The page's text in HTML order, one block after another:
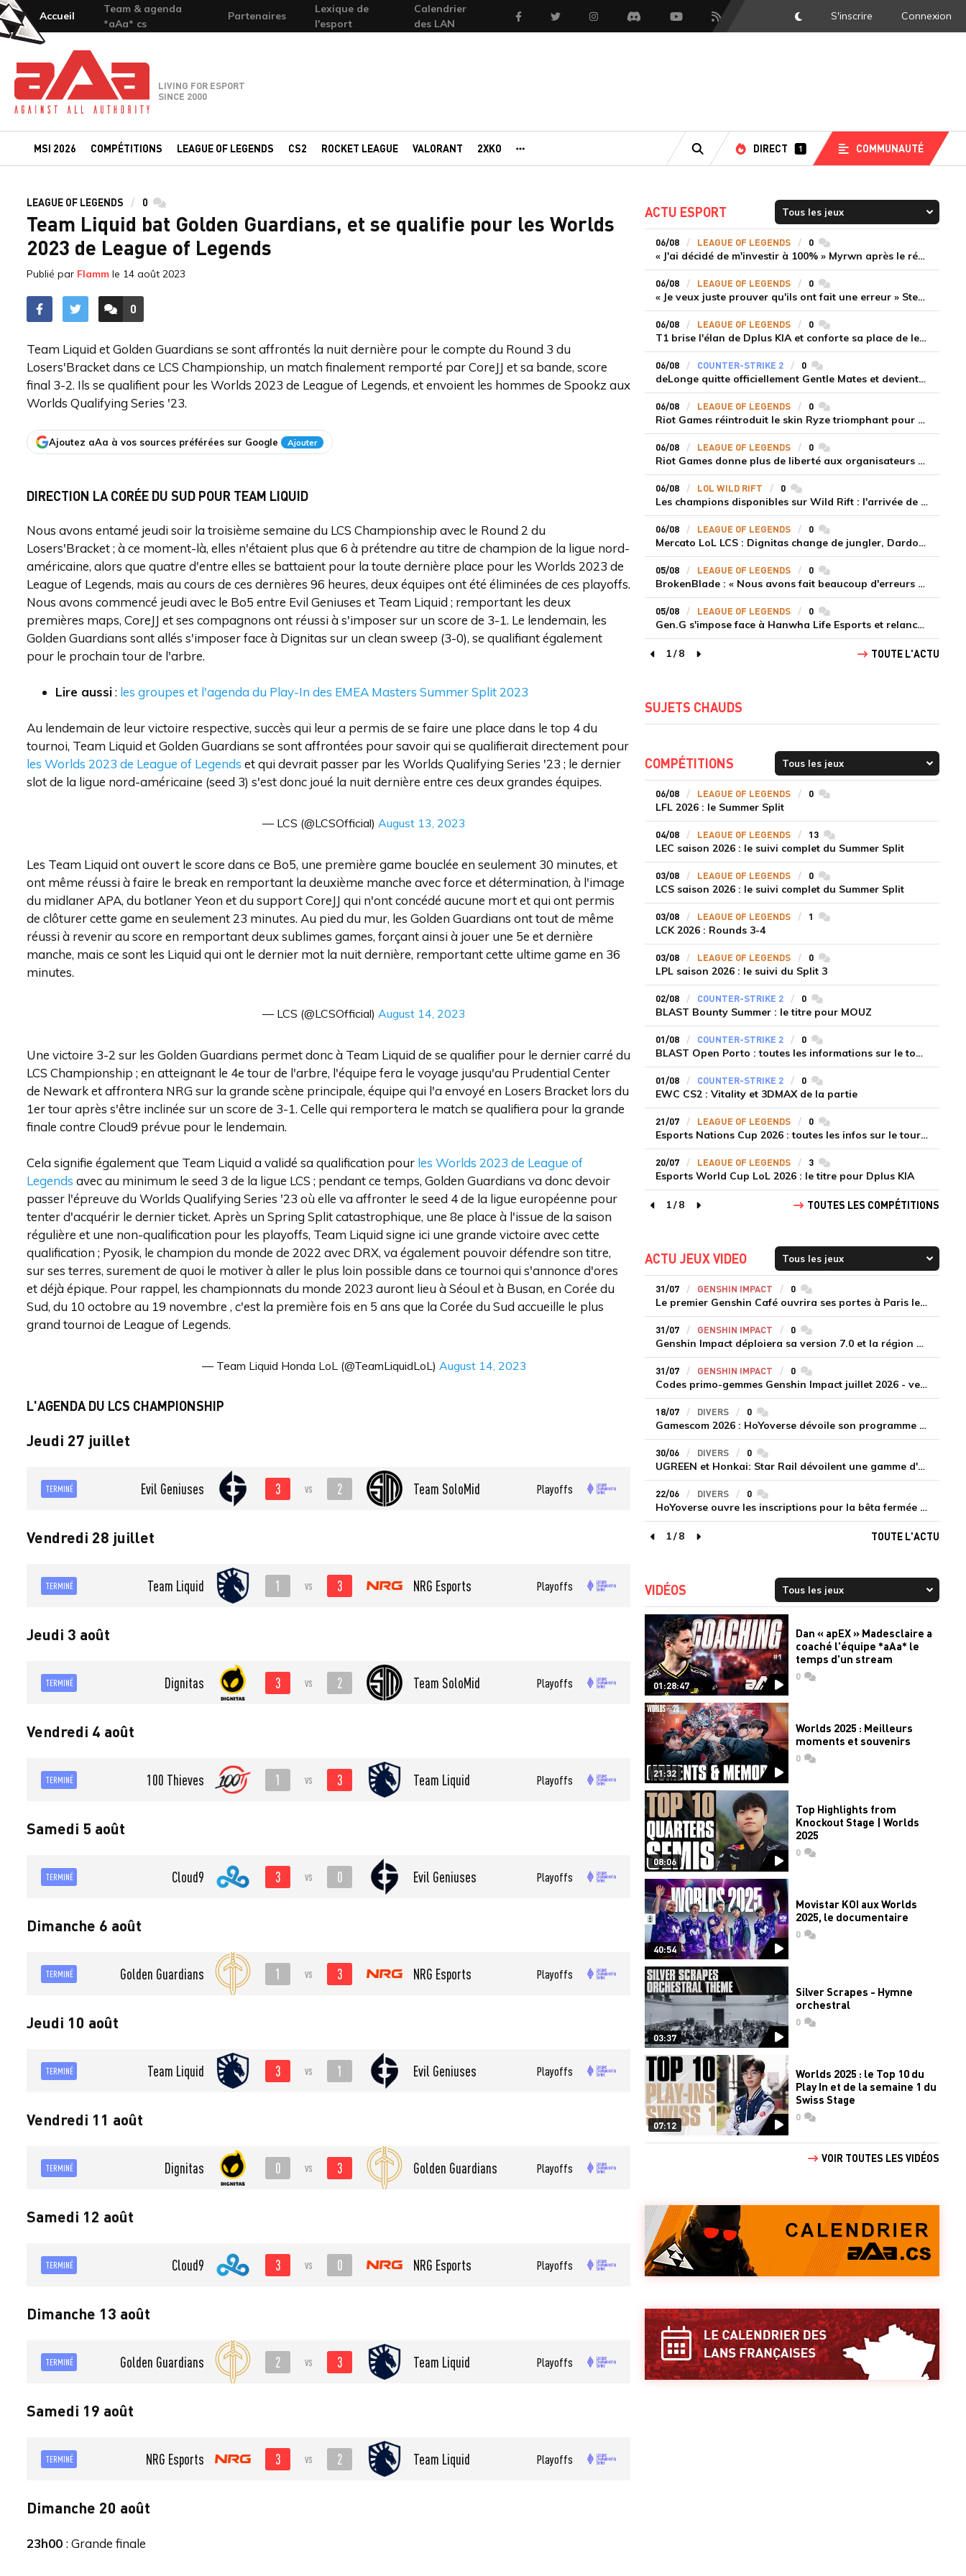
Accueil
Team & agenda
*aAa* cs
Partenaires
Lexique de
l'esport
Calendrier
des LAN
FacebookTwitter InstagramDiscord YoutubeFlux RSS DarkMode
S'inscrire Connexion
Team-aAa - against All authority
LIVING FOR ESPORT
SINCE 2000
MSI 2026 COMPÉTITIONS LEAGUE OF LEGENDS CS2 ROCKET LEAGUE VALORANT 2XKO
RECHERCHE
DIRECT 1 COMMUNAUTÉ
LEAGUE OF LEGENDS 0 commentaires
Team Liquid bat Golden Guardians, et se qualifie pour les Worlds
2023 de League of Legends
Publié par Flamm le 14 août 2023
ACCÉDER AUX
0
COMMENTAIRES
Team Liquid et Golden Guardians se sont affrontés la nuit dernière pour le compte du Round 3 du
Losers'Bracket dans ce LCS Championship, un match finalement remporté par CoreJJ et sa bande, score
final 3-2. Ils se qualifient pour les Worlds 2023 de League of Legends, et envoient les hommes de Spookz aux
Worlds Qualifying Series '23.
Ajoutez aAa à vos sources préférées sur Google Ajouter
DIRECTION LA CORÉE DU SUD POUR TEAM LIQUID
Nous avons entamé jeudi soir la troisième semaine du LCS Championship avec le Round 2 du
Losers'Bracket ; à ce moment-là, elles n'étaient plus que 6 à prétendre au titre de champion de la ligue nord-
américaine, alors que quatre d'entre elles se battaient pour la toute dernière place pour les Worlds 2023 de
League of Legends, mais au cours de ces dernières 96 heures, deux équipes ont été éliminées de ces playoffs.
Nous avons commencé jeudi avec le Bo5 entre Evil Geniuses et Team Liquid ; remportant les deux
premières maps, CoreJJ et ses compagnons ont réussi à s'imposer sur un score de 3-1. Le lendemain, les
Golden Guardians sont allés s'imposer face à Dignitas sur un clean sweep (3-0), se qualifiant également
pour le prochain tour de l'arbre.
Lire aussi: les groupes et l'agenda du Play-In des EMEA Masters Summer Split 2023
Au lendemain de leur victoire respective, succès qui leur a permis de se faire une place dans le top 4 du
tournoi, Team Liquid et Golden Guardians se sont affrontées pour savoir qui se qualifierait directement pour
les Worlds 2023 de League of Legends et qui devrait passer par les Worlds Qualifying Series '23 ; le dernier
slot de la ligue nord-américaine (seed 3) s'est donc joué la nuit dernière entre ces deux grandes équipes.
— LCS (@LCSOfficial)August 13, 2023
Les Team Liquid ont ouvert le score dans ce Bo5, une première game bouclée en seulement 30 minutes, et
ont même réussi à faire le break en remportant la deuxième manche avec force et détermination, à l'image
du midlaner APA, du botlaner Yeon et du support CoreJJ qui n'ont concédé aucune mort et qui ont permis
de clôturer cette game en seulement 23 minutes. Au pied du mur, les Golden Guardians ont tout de même
réussi à revenir au score en remportant deux sublimes games, forçant ainsi à jouer une 5e et dernière
manche, mais ce sont les Liquid qui ont le dernier mot la nuit dernière, remportant cette ultime game en 36
minutes.
— LCS (@LCSOfficial)August 14, 2023
Une victoire 3-2 sur les Golden Guardians permet donc à Team Liquid de se qualifier pour le dernier carré du
LCS Championship ; en atteignant le 4e tour de l'arbre, l'équipe fera le voyage jusqu'au Prudential Center
de Newark et affrontera NRG sur la grande scène principale, équipe qui l'a envoyé en Losers Bracket lors du
1er tour après s'être inclinée sur un score de 3-1. Celle qui remportera le match se qualifiera pour la grande
finale contre Cloud9 prévue pour le lendemain.
Cela signifie également que Team Liquid a validé sa qualification pour les Worlds 2023 de League of
Legends avec au minimum le seed 3 de la ligue LCS ; pendant ce temps, Golden Guardians va donc devoir
passer l'épreuve du Worlds Qualifying Series '23 où elle va affronter le seed 4 de la ligue européenne pour
tenter d'acquérir le dernier ticket. Après un Spring Split catastrophique, une 8e place à l'issue de la saison
régulière et une non-qualification pour les playoffs, Team Liquid signe ici une grande victoire avec cette
qualification ; Pyosik, le champion du monde de 2022 avec DRX, va également pouvoir défendre son titre,
sur ses terres, surement de quoi le motiver à aller le plus loin possible dans ce tournoi qui s'annonce d'ores
et déjà épique. Pour rappel, les championnats du monde 2023 auront lieu à Séoul et à Busan, en Corée du
Sud, du 10 octobre au 19 novembre , c'est la première fois en 5 ans que la Corée du Sud accueille le plus
grand tournoi de League of Legends.
— Team Liquid Honda LoL (@TeamLiquidLoL) August 14, 2023
L'AGENDA DU LCS CHAMPIONSHIP
Jeudi 27 juillet
TERMINÉ Evil Geniuses 3 vs 2 Team SoloMid Playoffs
Vendredi 28 juillet
TERMINÉ Team Liquid 1 vs 3 NRG Esports Playoffs
Jeudi 3 août
TERMINÉ Dignitas 3 vs 2 Team SoloMid Playoffs
Vendredi 4 août
TERMINÉ 100 Thieves 1 vs 3 Team Liquid Playoffs
Samedi 5 août
TERMINÉ Cloud9 3 vs 0 Evil Geniuses Playoffs
Dimanche 6 août
TERMINÉ Golden Guardians 1 vs 3 NRG Esports Playoffs
Jeudi 10 août
TERMINÉ Team Liquid 3 vs 1 Evil Geniuses Playoffs
Vendredi 11 août
TERMINÉ Dignitas 0 vs 3 Golden Guardians Playoffs
Samedi 12 août
TERMINÉ Cloud9 3 vs 0 NRG Esports Playoffs
Dimanche 13 août
TERMINÉ Golden Guardians 2 vs 3 Team Liquid Playoffs
Samedi 19 août
TERMINÉ NRG Esports 3 vs 2 Team Liquid Playoffs
Dimanche 20 août
23h00 : Grande finale
ACTU ESPORT
06/08 LEAGUE OF LEGENDS 0commentaires
« J'ai décidé de m'investir à 100% » Myrwn après le réveil de Movistar KOI face à Fnatic
06/08 LEAGUE OF LEGENDS 0commentaires
« Je veux juste prouver qu'ils ont fait une erreur » Stend se confie sur son mercato chaotique et ses ambitions avec Shifters
06/08 LEAGUE OF LEGENDS 0commentaires
T1 brise l'élan de Dplus KIA et conforte sa place de leader en LCK 2026 Rounds 3-4
06/08 COUNTER-STRIKE 2 0commentaires
deLonge quitte officiellement Gentle Mates et devient agent libre
06/08 LEAGUE OF LEGENDS 0commentaires
Riot Games réintroduit le skin Ryze triomphant pour récompenser la scène amateur
06/08 LEAGUE OF LEGENDS 0commentaires
Riot Games donne plus de liberté aux organisateurs de tournois locaux sur League of Legends
06/08 LOL WILD RIFT 0commentaires
Les champions disponibles sur Wild Rift : l'arrivée de Cho'Gath
06/08 LEAGUE OF LEGENDS 0commentaires
Mercato LoL LCS : Dignitas change de jungler, Dardoch fait son retour en LCS, eXyu annonce sa retraite
05/08 LEAGUE OF LEGENDS 0commentaires
BrokenBlade : « Nous avons fait beaucoup d'erreurs bêtes, mais une victoire reste une victoire et c'est une chose dont on peut se réjouir »
05/08 LEAGUE OF LEGENDS 0commentaires
Gen.G s'impose face à Hanwha Life Esports et relance sa dynamique en LCK
page précédente
1/8
page suivante
TOUTE L'ACTU
SUJETS CHAUDS
COMPÉTITIONS
06/08 LEAGUE OF LEGENDS 0commentaires
LFL 2026 : le Summer Split
04/08 LEAGUE OF LEGENDS 13commentaires
LEC saison 2026 : le suivi complet du Summer Split
03/08 LEAGUE OF LEGENDS 0commentaires
LCS saison 2026 : le suivi complet du Summer Split
03/08 LEAGUE OF LEGENDS 1 commentaires
LCK 2026 : Rounds 3-4
03/08 LEAGUE OF LEGENDS 0commentaires
LPL saison 2026 : le suivi du Split 3
02/08 COUNTER-STRIKE 2 0commentaires
BLAST Bounty Summer : le titre pour MOUZ
01/08 COUNTER-STRIKE 2 0commentaires
BLAST Open Porto : toutes les informations sur le tournoi
01/08 COUNTER-STRIKE 2 0commentaires
EWC CS2 : Vitality et 3DMAX de la partie
21/07 LEAGUE OF LEGENDS 0commentaires
Esports Nations Cup 2026 : toutes les infos sur le tournoi
20/07 LEAGUE OF LEGENDS 3commentaires
Esports World Cup LoL 2026 : le titre pour Dplus KIA
page précédente
1/8
page suivante
TOUTES LES COMPÉTITIONS
ACTU JEUX VIDEO
31/07 GENSHIN IMPACT 0commentaires
Le premier Genshin Café ouvrira ses portes à Paris le 14 août
31/07 GENSHIN IMPACT 0commentaires
Genshin Impact déploiera sa version 7.0 et la région de Snezhnaya le 12 août
31/07 GENSHIN IMPACT 0commentaires
Codes primo-gemmes Genshin Impact juillet 2026 - version 7.0
18/07 DIVERS 0commentaires
Gamescom 2026 : HoYoverse dévoile son programme et présente deux nouveaux jeux inédits
30/06 DIVERS 0commentaires
UGREEN et Honkai: Star Rail dévoilent une gamme d'accessoires de recharge en édition limitée
22/06 DIVERS 0commentaires
HoYoverse ouvre les inscriptions pour la bêta fermée de Honkai : Nexus Anima
page précédente
1/8
page suivante
TOUTE L'ACTU
VIDÉOS
01:28:47
Dan « apEX » Madesclaire a
coaché l'équipe *aAa* le
temps d'un stream
0commentaires
21:32
Worlds 2025 : Meilleurs
moments et souvenirs
0commentaires
08:06
Top Highlights from
Knockout Stage | Worlds
2025
0commentaires
40:54
Movistar KOI aux Worlds
2025, le documentaire
0commentaires
03:37
Silver Scrapes - Hymne
orchestral
0commentaires
07:12
Worlds 2025 : le Top 10 du
Play In et de la semaine 1 du
Swiss Stage
0commentaires
VOIR TOUTES LES VIDÉOS